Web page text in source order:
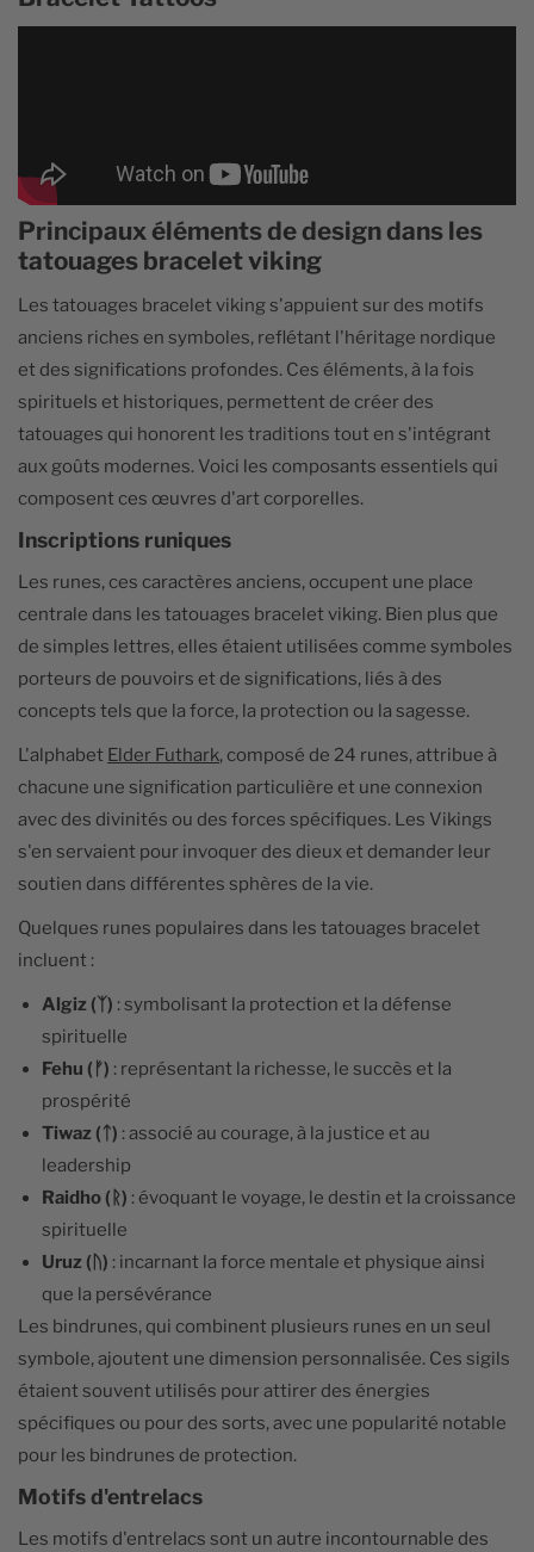
Principaux éléments de design dans les
tatouages bracelet viking
Les tatouages bracelet viking s'appuient sur des motifs
anciens riches en symboles, reflétant l'héritage nordique
et des significations profondes. Ces éléments, à la fois
spirituels et historiques, permettent de créer des
tatouages qui honorent les traditions tout en s'intégrant
aux goûts modernes. Voici les composants essentiels qui
composent ces œuvres d'art corporelles.
Inscriptions runiques
Les runes, ces caractères anciens, occupent une place
centrale dans les tatouages bracelet viking. Bien plus que
de simples lettres, elles étaient utilisées comme symboles
porteurs de pouvoirs et de significations, liés à des
concepts tels que la force, la protection ou la sagesse.
L'alphabet Elder Futhark, composé de 24 runes, attribue à
chacune une signification particulière et une connexion
avec des divinités ou des forces spécifiques. Les Vikings
s'en servaient pour invoquer des dieux et demander leur
soutien dans différentes sphères de la vie.
Quelques runes populaires dans les tatouages bracelet
incluent :
Algiz (ᛉ) : symbolisant la protection et la défense
spirituelle
Fehu (ᚠ) : représentant la richesse, le succès et la
prospérité
Tiwaz (ᛏ) : associé au courage, à la justice et au
leadership
Raidho (ᚱ) : évoquant le voyage, le destin et la croissance
spirituelle
Uruz (ᚢ) : incarnant la force mentale et physique ainsi
que la persévérance
Les bindrunes, qui combinent plusieurs runes en un seul
symbole, ajoutent une dimension personnalisée. Ces sigils
étaient souvent utilisés pour attirer des énergies
spécifiques ou pour des sorts, avec une popularité notable
pour les bindrunes de protection.
Motifs d'entrelacs
Les motifs d'entrelacs sont un autre incontournable des